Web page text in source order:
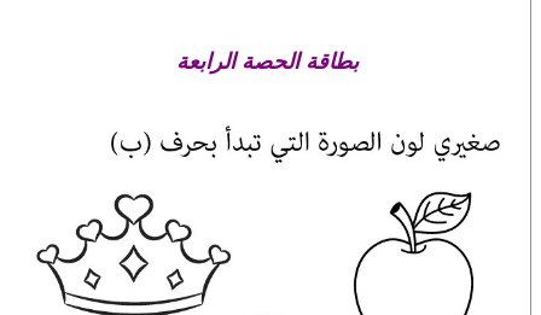
بطاقة الحصة الرابعة